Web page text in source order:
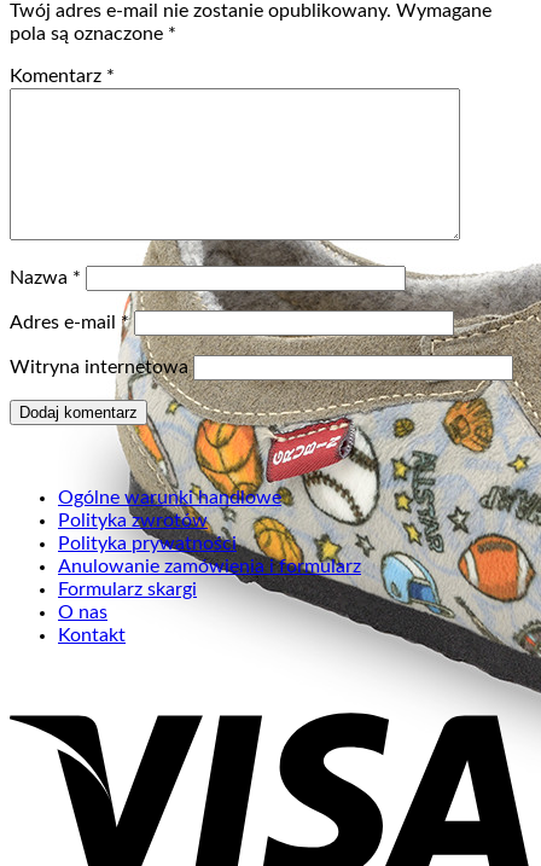
Twój adres e-mail nie zostanie opublikowany. Wymagane
pola są oznaczone *
Komentarz *
Nazwa *
Adres e-mail *
Witryna internetowa
Ogólne warunki handlowe
Polityka zwrotów
Polityka prywatności
Anulowanie zamówienia i formularz
Formularz skargi
O nas
Kontakt